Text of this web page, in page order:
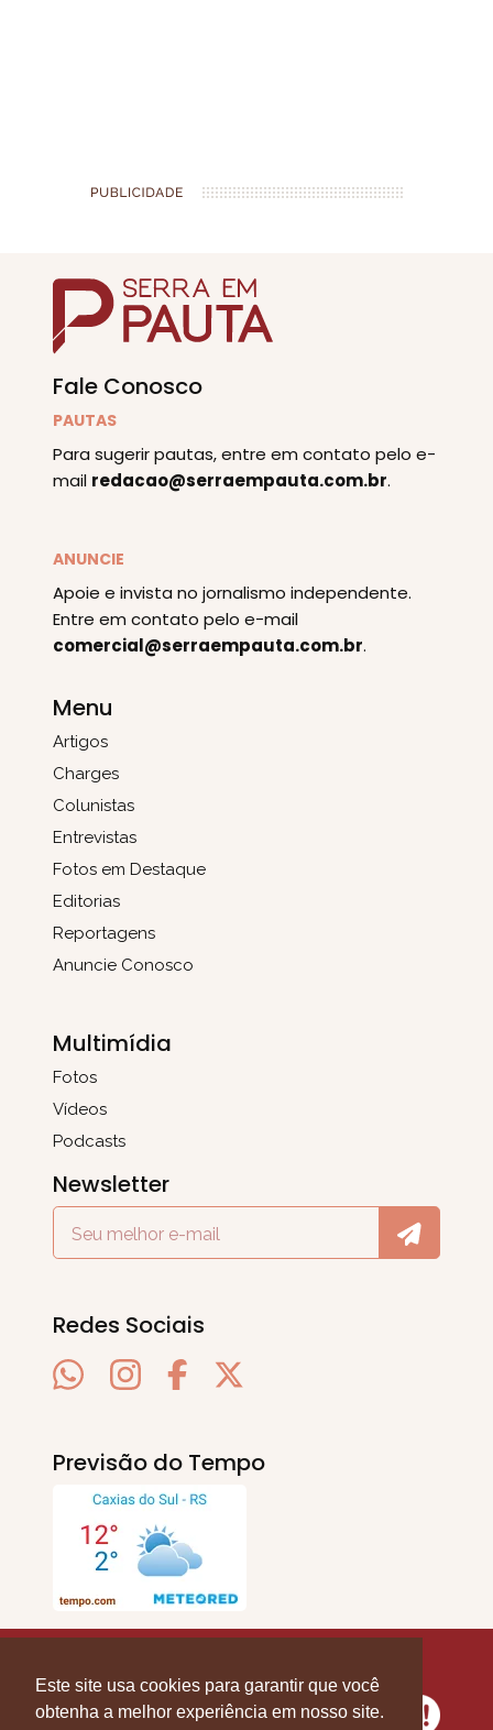
Este site usa cookies para garantir que você
obtenha a melhor experiência em nosso site.
Fale Conosco
PAUTAS
Para sugerir pautas, entre em contato pelo e-
mail redacao@serraempauta.com.br.
ANUNCIE
Apoie e invista no jornalismo independente.
Entre em contato pelo e-mail
comercial@serraempauta.com.br.
Menu
Artigos
Charges
Colunistas
Entrevistas
Fotos em Destaque
Editorias
Reportagens
Anuncie Conosco
Multimídia
Fotos
Vídeos
Podcasts
Newsletter
Redes Sociais
Previsão do Tempo
Direitos Reservados.